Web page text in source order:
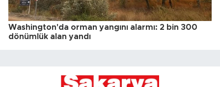
Washington'da orman yangını alarmı: 2 bin 300
dönümlük alan yandı